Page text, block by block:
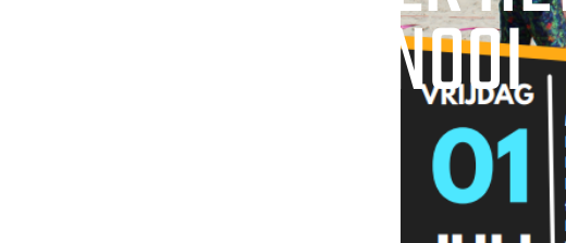
TOERNOOI